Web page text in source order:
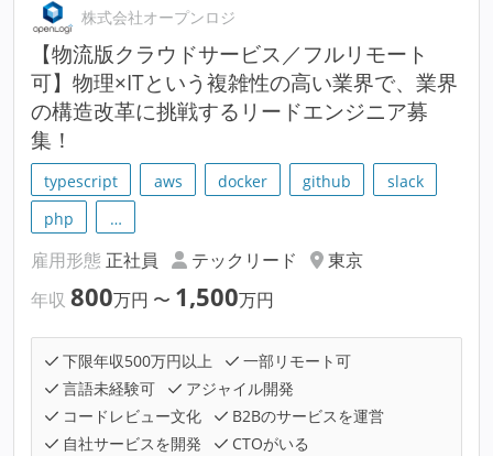
株式会社オープンロジ
【物流版クラウドサービス／フルリモート
可】物理×ITという複雑性の高い業界で、業界
の構造改革に挑戦するリードエンジニア募
集！
typescript aws docker github
slack
php
…
雇用形態 正社員 テックリード
東京
年収 800万円 〜 1,500万円
下限年収500万円以上
一部リモート可
言語未経験可
アジャイル開発
コードレビュー文化
B2Bのサービスを運営
自社サービスを開発
CTOがいる